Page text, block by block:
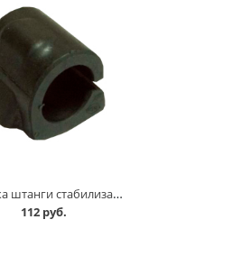
Подушка штанги стабилизатора Largus, X-Ray Балаково в Кургане
112 руб.